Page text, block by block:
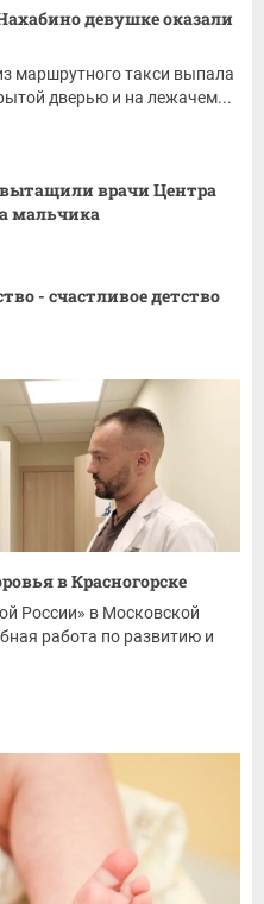
девушке оказали
маршрутного такси выпала
дверью и на лежачем...
врачи Центра
мальчика
- счастливое детство
в Красногорске
России» в Московской
работа по развитию и